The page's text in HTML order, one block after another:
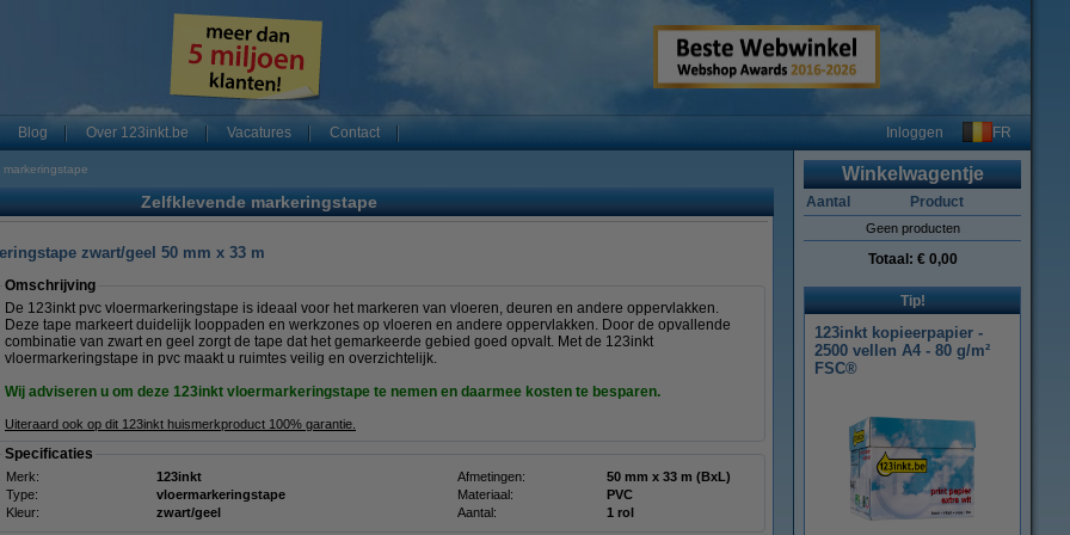
Blog Over 123inkt.be Vacatures Contact Inloggen FR
Zelfklevende markeringstape
zwart/geel 50 mm x 33 m
Omschrijving
De 123inkt pvc vloermarkeringstape is ideaal voor het markeren van vloeren, deuren en andere oppervlakken.
Deze tape markeert duidelijk looppaden en werkzones op vloeren en andere oppervlakken. Door de opvallende
combinatie van zwart en geel zorgt de tape dat het gemarkeerde gebied goed opvalt. Met de 123inkt
vloermarkeringstape in pvc maakt u ruimtes veilig en overzichtelijk.
Wij adviseren u om deze 123inkt vloermarkeringstape te nemen en daarmee kosten te besparen.
Uiteraard ook op dit 123inkt huismerkproduct 100% garantie.
Specificaties
Merk: 123inkt Afmetingen:
50 mm x 33 m (BxL)
Type:
vloermarkeringstape Materiaal:
PVC
Kleur:
zwart/geel Aantal: 1 rol
Winkelwagentje
Aantal Product
Geen producten
Totaal: € 0,00
Tip!
123inkt kopieerpapier -
2500 vellen A4 - 80 g/m²
FSC®